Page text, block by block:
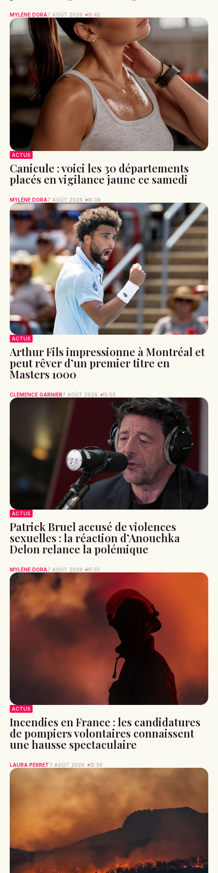
MYLÈNE DORA7 AOÛT 2026 16:42
ACTUS
Canicule : voici les 30 départements
placés en vigilance jaune ce samedi
MYLÈNE DORA7 AOÛT 2026 16:38
ACTUS
Arthur Fils impressionne à Montréal et
peut rêver d’un premier titre en
Masters 1000
CLÉMENCE GARNIER7 AOÛT 2026 15:55
ACTUS
Patrick Bruel accusé de violences
sexuelles : la réaction d’Anouchka
Delon relance la polémique
MYLÈNE DORA7 AOÛT 2026 15:51
ACTUS
Incendies en France : les candidatures
de pompiers volontaires connaissent
une hausse spectaculaire
LAURA PERRET7 AOÛT 2026 15:30